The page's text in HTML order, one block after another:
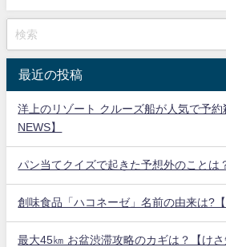
最近の投稿
洋上のリゾート クルーズ船が人気で予約
NEWS】
パン当てクイズで起きた予想外のことは
創味食品「ハコネーゼ」名前の由来は?【
最大45㎞ お盆渋滞攻略のカギは？【け